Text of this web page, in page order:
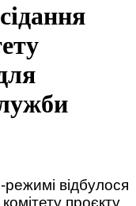
проєкту